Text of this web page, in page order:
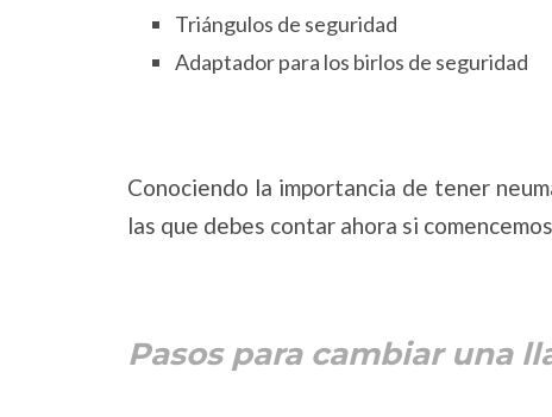
Triángulos de seguridad
Adaptador para los birlos de seguridad
Conociendo la importancia de tener
las que debes contar ahora si
Pasos para cambiar una